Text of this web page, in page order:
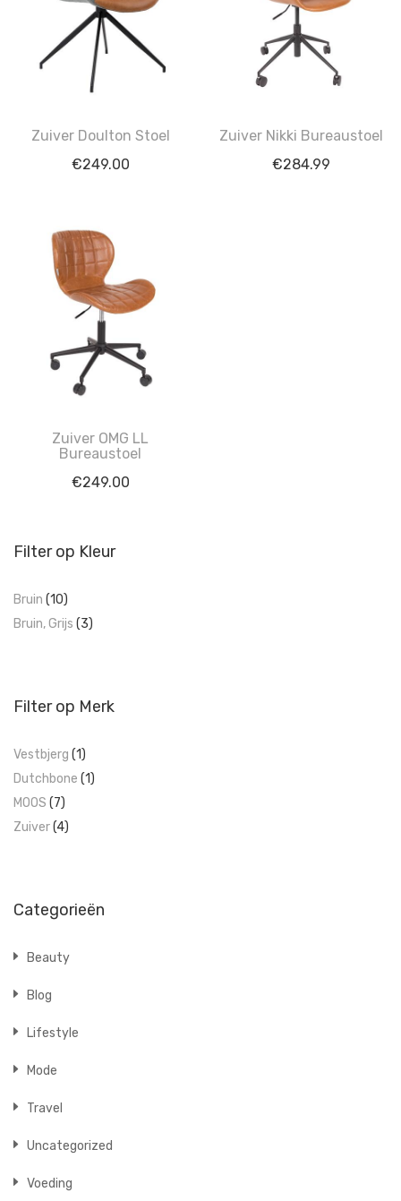
Zuiver Doulton Stoel
€249.00
Zuiver Nikki Bureaustoel
€284.99
Zuiver OMG LL
Bureaustoel
€249.00
Filter op Kleur
Bruin (10)
Bruin, Grijs (3)
Filter op Merk
Vestbjerg (1)
Dutchbone (1)
MOOS (7)
Zuiver(4)
Categorieën
Beauty
Blog
Lifestyle
Mode
Travel
Uncategorized
Voeding